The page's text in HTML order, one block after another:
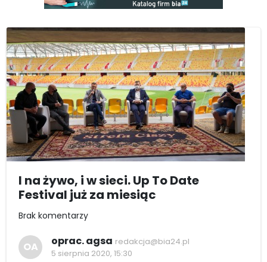
I na żywo, i w sieci. Up To Date
Festival już za miesiąc
Brak komentarzy
OA oprac. agsa redakcja@bia24.pl
5 sierpnia 2020, 15:30